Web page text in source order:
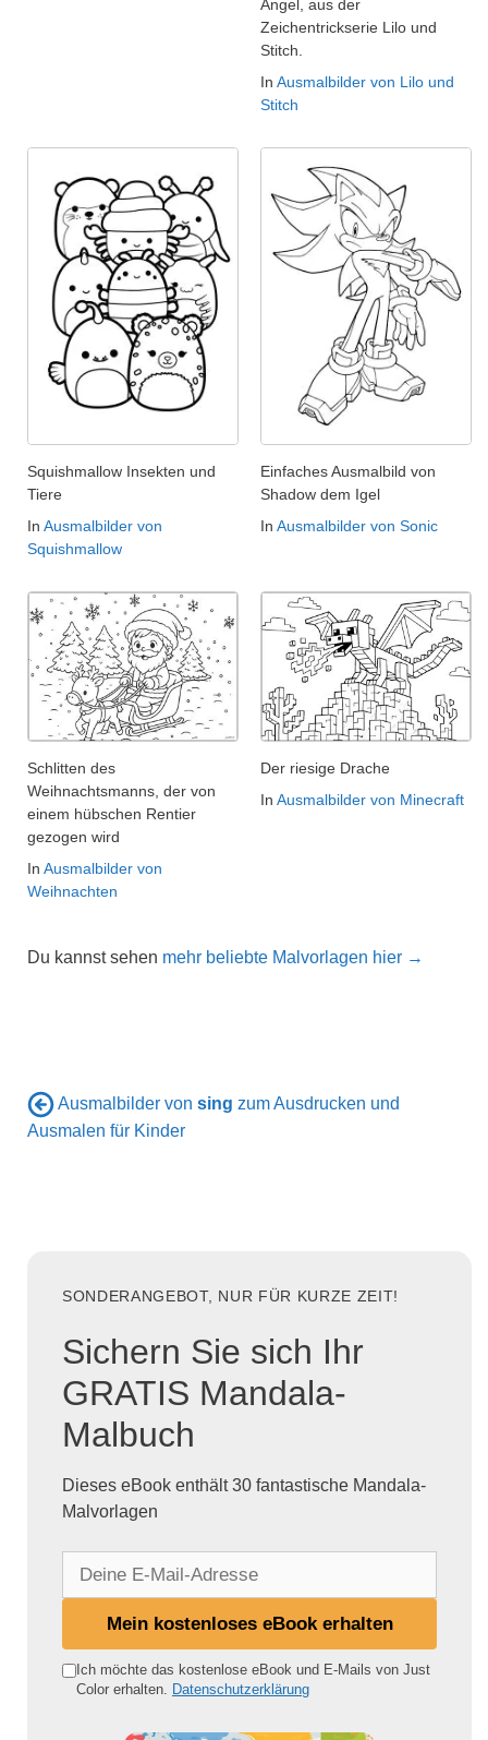
Angel, aus der
Zeichentrickserie Lilo und
Stitch.
In Ausmalbilder von Lilo und
Stitch
Squishmallow Insekten und
Tiere
In Ausmalbilder von
Squishmallow
Einfaches Ausmalbild von
Shadow dem Igel
In Ausmalbilder von Sonic
Schlitten des
Weihnachtsmanns, der von
einem hübschen Rentier
gezogen wird
In Ausmalbilder von
Weihnachten
Der riesige Drache
In Ausmalbilder von Minecraft
Du kannst sehen mehr beliebte Malvorlagen hier →
Ausmalbilder von sing zum Ausdrucken und
Ausmalen für Kinder
SONDERANGEBOT, NUR FÜR KURZE ZEIT!
Sichern Sie sich Ihr
GRATIS Mandala-
Malbuch
Dieses eBook enthält 30 fantastische Mandala-
Malvorlagen
e
Mein kostenloses eBook erhalten
Ich möchte das kostenlose eBook und E-Mails von Just
Color erhalten. Datenschutzerklärung